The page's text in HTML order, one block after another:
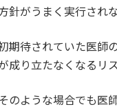
針がうまく実行され
期待されていた医師
成り立たなくなるリ
のような場合でも医